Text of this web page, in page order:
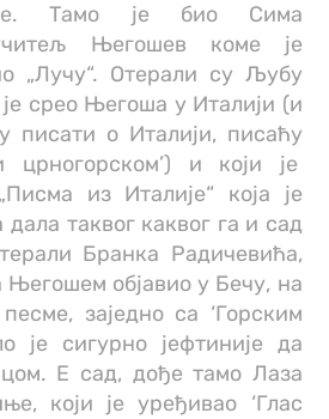
Тамо је био Сима
Његошев коме је
„Лучу“. Отерали су Љубу
срео Његоша у Италији (и
писати о Италији, писаћу
и који је
из Италије“ која је
таквог каквог га и сад
Бранка Радичевића,
Његошем објавио у Бечу, на
заједно са ‘Горским
је сигурно јефтиније да
Е сад, дође тамо Лаза
који је уређивао ‘Глас